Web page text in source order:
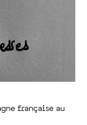
française au